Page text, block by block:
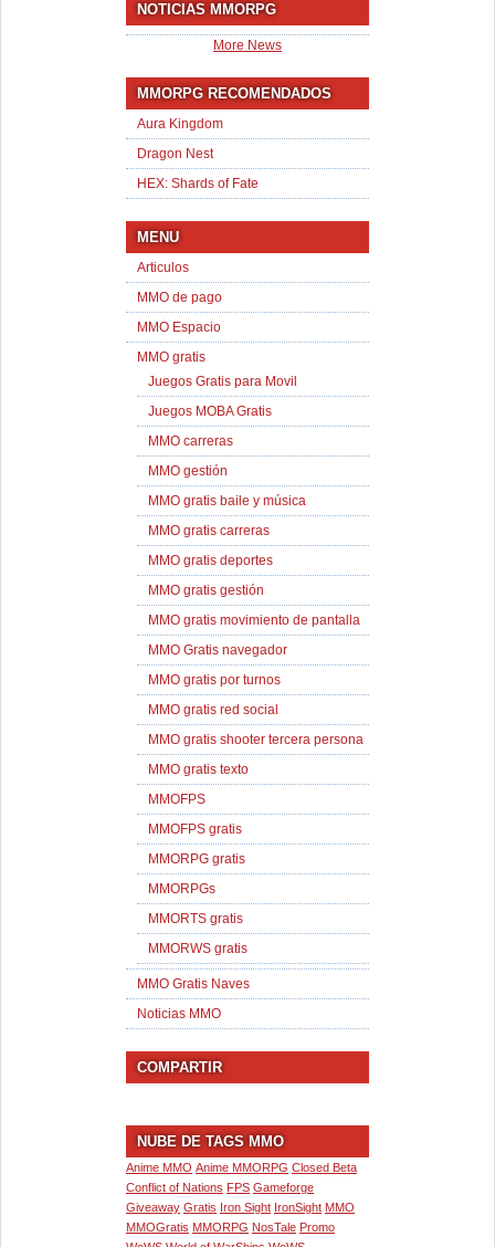
NOTICIAS MMORPG
More News
MMORPG RECOMENDADOS
Aura Kingdom
Dragon Nest
HEX: Shards of Fate
MENU
Articulos
MMO de pago
MMO Espacio
MMO gratis
Juegos Gratis para Movil
Juegos MOBA Gratis
MMO carreras
MMO gestión
MMO gratis baile y música
MMO gratis carreras
MMO gratis deportes
MMO gratis gestión
MMO gratis movimiento de pantalla
MMO Gratis navegador
MMO gratis por turnos
MMO gratis red social
MMO gratis shooter tercera persona
MMO gratis texto
MMOFPS
MMOFPS gratis
MMORPG gratis
MMORPGs
MMORTS gratis
MMORWS gratis
MMO Gratis Naves
Noticias MMO
COMPARTIR
NUBE DE TAGS MMO
Anime MMO Anime MMORPG Closed Beta
Conflict of Nations FPS Gameforge
Giveaway Gratis Iron Sight IronSight MMO
MMOGratis MMORPG NosTale Promo